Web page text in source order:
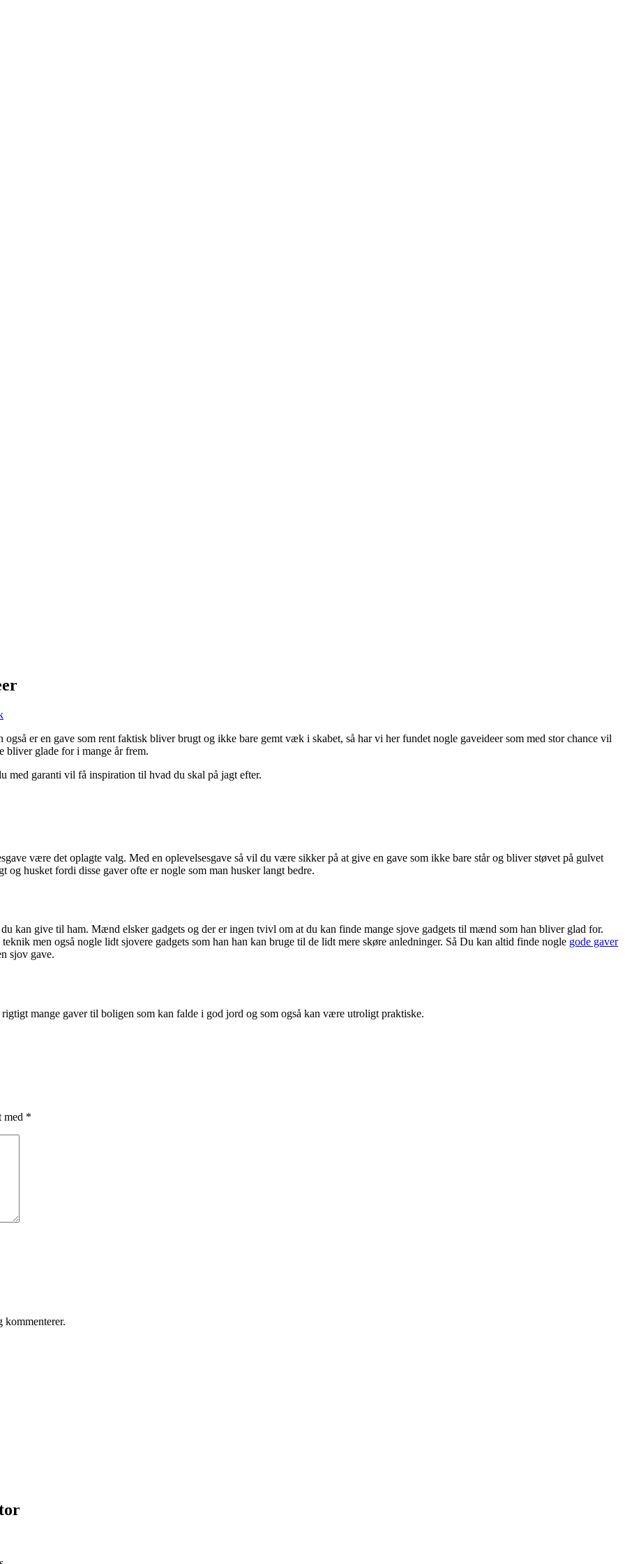
er en gave som rent faktisk bliver brugt og ikke bare gemt væk i skabet, så har vi her fundet nogle gaveideer som med stor chance vil
bliver glade for i mange år frem.
med garanti vil få inspiration til hvad du skal på jagt efter.
være det oplagte valg. Med en oplevelsesgave så vil du være sikker på at give en gave som ikke bare står og bliver støvet på gulvet
husket fordi disse gaver ofte er nogle som man husker langt bedre.
kan give til ham. Mænd elsker gadgets og der er ingen tvivl om at du kan finde mange sjove gadgets til mænd som han bliver glad for.
men også nogle lidt sjovere gadgets som han han kan bruge til de lidt mere skøre anledninger. Så Du kan altid finde nogle gode gaver
sjov gave.
mange gaver til boligen som kan falde i god jord og som også kan være utroligt praktiske.
med *
kommenterer.